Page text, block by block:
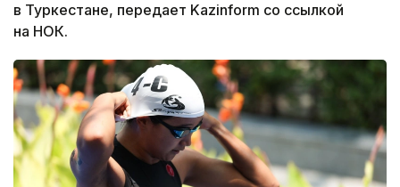
в Туркестане, передает Kazinform со ссылкой
на НОК.